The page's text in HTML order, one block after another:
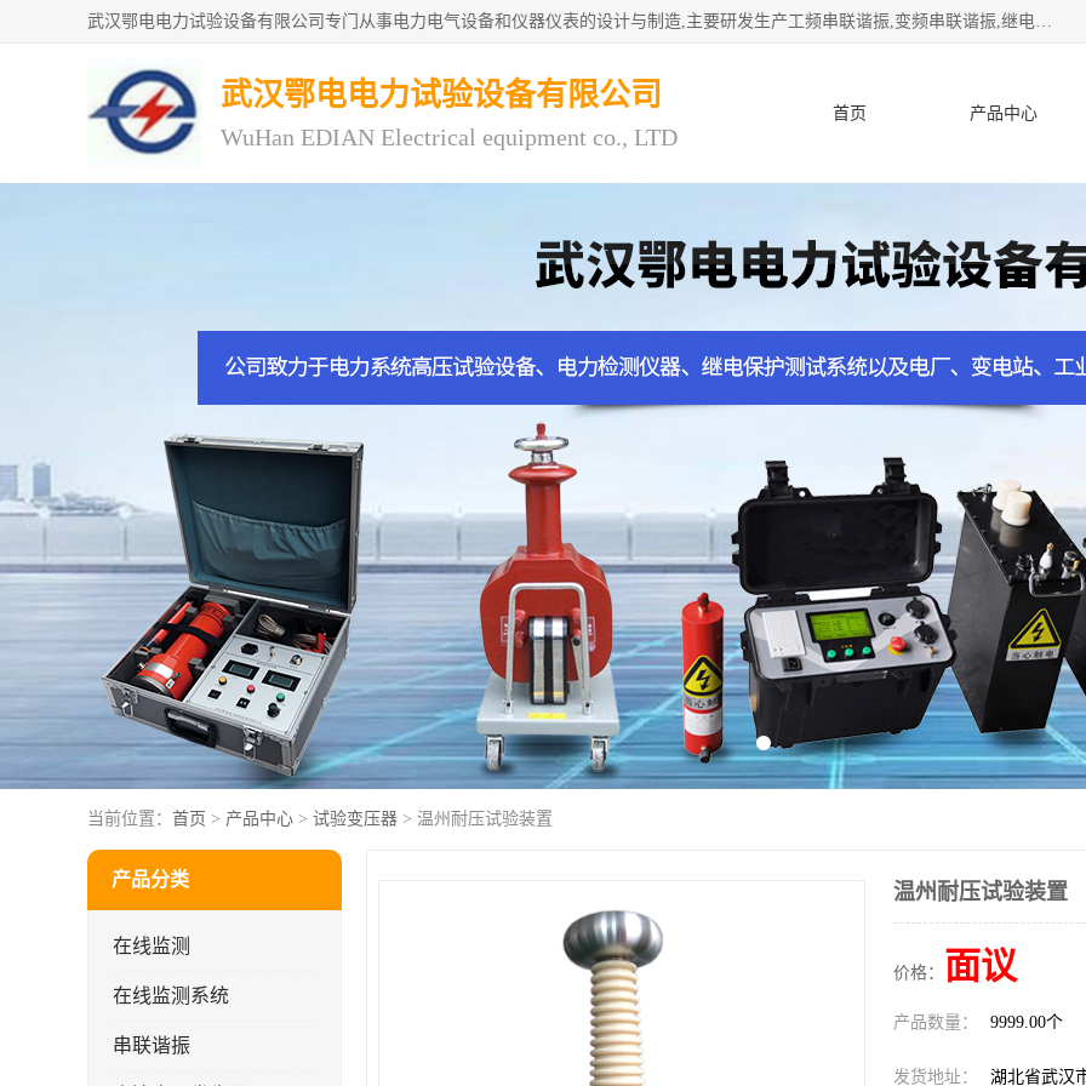
武汉鄂电电力试验设备有限公司专门从事电力电气设备和仪器仪表的设计与制造,主要研发生产工频串联谐振,变频串联谐振,继电保护测试仪,电缆故障测试仪,直流电阻测试仪,接地电阻测试仪等一百多种高品质产品.坚持奉行"质量一,客户至上"的服务宗旨。
武汉鄂电电力试验设备有限公司
WuHan EDIAN Electrical equipment co., LTD
首页 产品中心
当前位置： 首页 > 产品中心 > 试验变压器 > 温州耐压试验装置
产品分类
在线监测
在线监测系统
串联谐振
温州耐压试验装置
价格： 面议
产品数量： 9999.00个
发货地址： 湖北省武汉